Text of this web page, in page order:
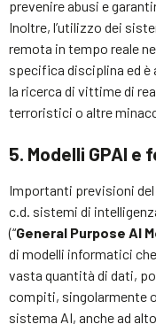
prevenire abusi e
Inoltre, l’utilizzo dei
remota in tempo reale
specifica disciplina ed
la ricerca di vittime di
terroristici o altre
5. Modelli GPAI
Importanti previsioni del
c.d. sistemi di
(“General Purpose AI
di modelli informatici
vasta quantità di dati,
compiti, singolarmente
sistema AI, anche ad